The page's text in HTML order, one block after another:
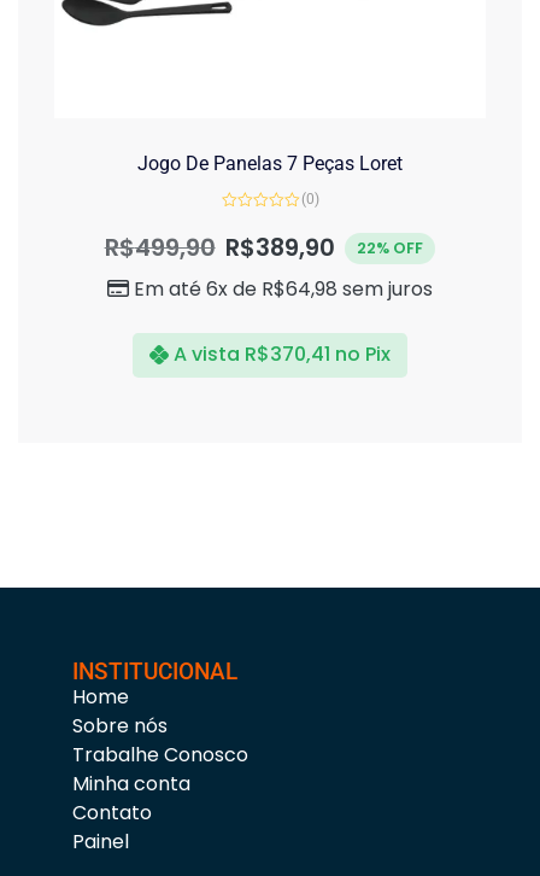
Jogo De Panelas 7 Peças Loret
de
(0)
R$499,90 R$389,90 22% OFF
Em até 6x de R$64,98 sem juros
A vista R$370,41 no Pix
INSTITUCIONAL
Home
Sobre nós
Trabalhe Conosco
Minha conta
Contato
Painel